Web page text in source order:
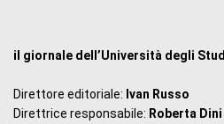
il giornale dell’Università degli
Direttore editoriale: Ivan Russo
Direttrice responsabile: Roberta Dini